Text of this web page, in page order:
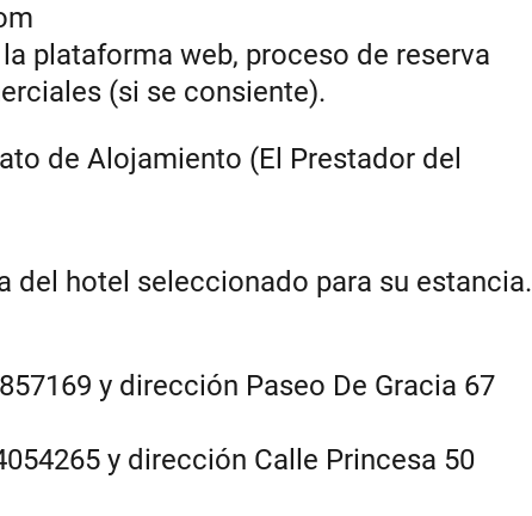
plataforma web, proceso de reserva
(si se consiente).
de Alojamiento (El Prestador del
hotel seleccionado para su estancia.
y dirección Paseo De Gracia 67
y dirección Calle Princesa 50